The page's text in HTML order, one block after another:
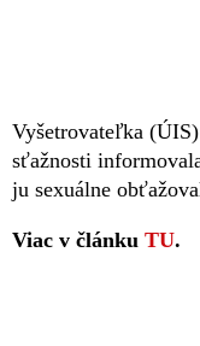
Vyšetrovateľka
sťažnosti
ju sexuálne
Viac v článku TU.